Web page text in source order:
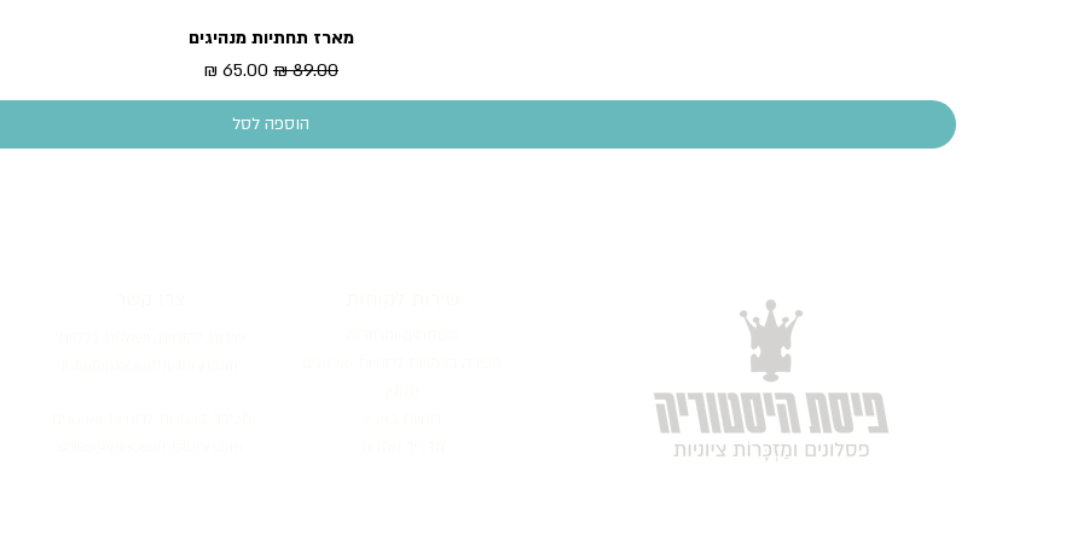
תצוגה מהירה
מארז תחתיות מנהיגים
מחיר רגיל מחיר מבצע
הוספה לסל